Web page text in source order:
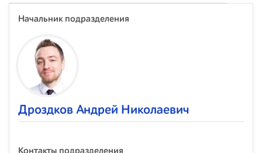
Начальник подразделения
Дроздков Андрей Николаевич